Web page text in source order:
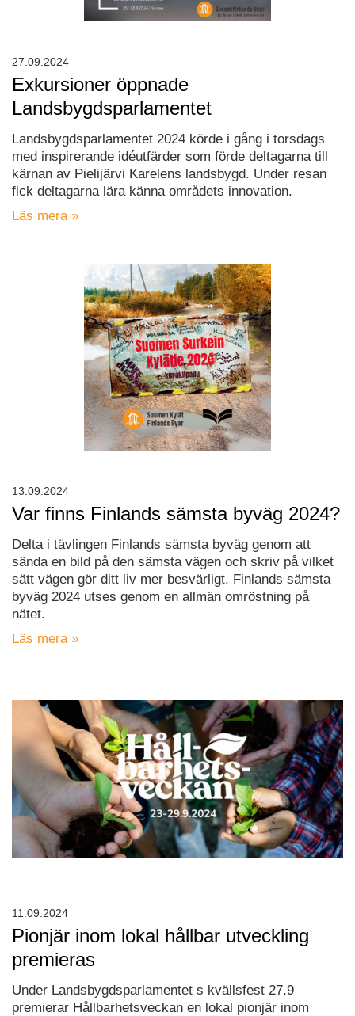
Exkursioner öppnade
Landsbygdsparlamentet
Landsbygdsparlamentet 2024 körde i gång i torsdags
med inspirerande idéutfärder som förde deltagarna till
kärnan av Pielijärvi Karelens landsbygd. Under resan
fick deltagarna lära känna områdets innovation.
Läs mera »
27.09.2024
Var finns Finlands sämsta byväg 2024?
Delta i tävlingen Finlands sämsta byväg genom att
sända en bild på den sämsta vägen och skriv på vilket
sätt vägen gör ditt liv mer besvärligt. Finlands sämsta
byväg 2024 utses genom en allmän omröstning på
nätet.
Läs mera »
13.09.2024
Pionjär inom lokal hållbar utveckling
premieras
Under Landsbygdsparlamentet s kvällsfest 27.9
premierar Hållbarhetsveckan en lokal pionjär inom
11.09.2024